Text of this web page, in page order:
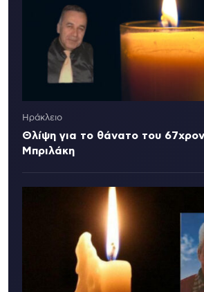
Ηράκλειο
Θλίψη για το θάνατο του
Μπριλάκη